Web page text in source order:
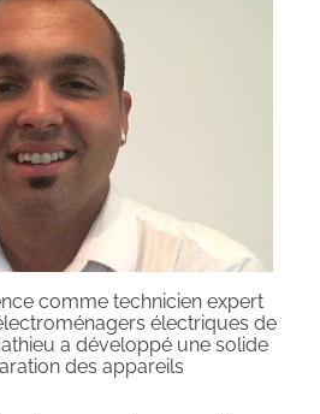
comme technicien expert
électriques de
a développé une solide
des appareils